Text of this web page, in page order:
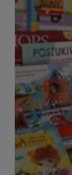
W tej
aby
tytuły i
informacją
do
niemal
zawsze